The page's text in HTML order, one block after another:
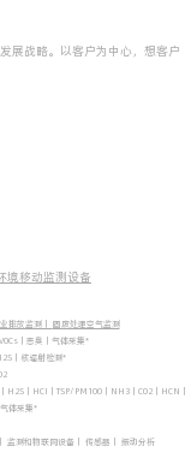
展战略。以客户为中心，想客户
境移动监测设备
排放监测｜ 固废处理空气监测
｜恶臭｜气体采集*
｜核辐射检测*
H2S｜HCI｜TSP/PM100｜NH3｜CO2｜HCN｜
体采集*
监测和物联网设备｜ 传感器｜ 振动分析